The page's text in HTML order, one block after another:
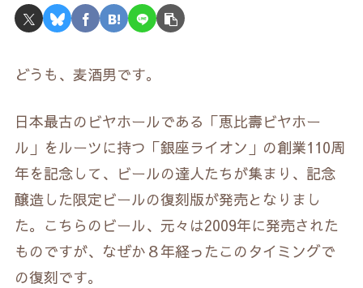
どうも、麦酒男です。
日本最古のビヤホールである「恵比壽ビヤホー
ル」をルーツに持つ「銀座ライオン」の創業110周
年を記念して、ビールの達人たちが集まり、記念
醸造した限定ビールの復刻版が発売となりまし
た。こちらのビール、元々は2009年に発売された
ものですが、なぜか８年経ったこのタイミングで
の復刻です。